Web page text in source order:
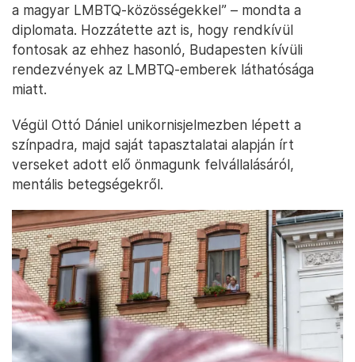
a magyar LMBTQ-közösségekkel” – mondta a
diplomata. Hozzátette azt is, hogy rendkívül
fontosak az ehhez hasonló, Budapesten kívüli
rendezvények az LMBTQ-emberek láthatósága
miatt.
Végül Ottó Dániel unikornisjelmezben lépett a
színpadra, majd saját tapasztalatai alapján írt
verseket adott elő önmagunk felvállalásáról,
mentális betegségekről.